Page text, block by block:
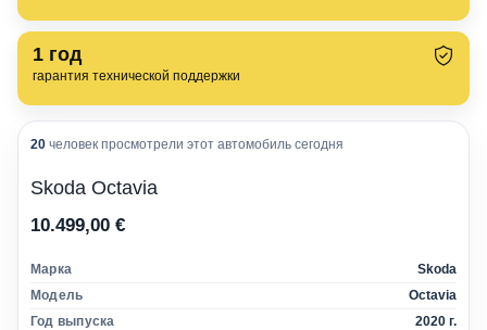
1 год
гарантия технической поддержки
20 человек просмотрели этот автомобиль сегодня
Skoda Octavia
10.499,00 €
Марка
Skoda
Модель
Octavia
Год выпуска
2020 г.